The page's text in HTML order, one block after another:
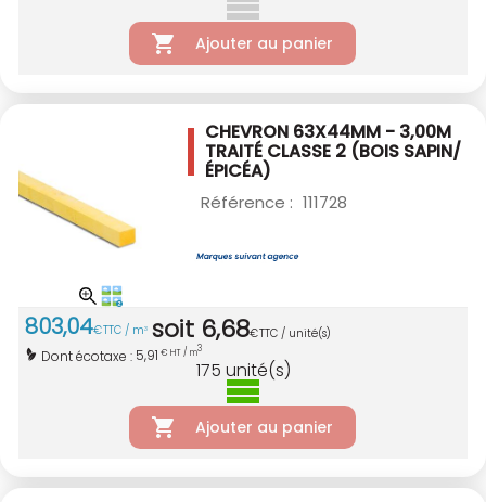
Ajouter au panier
CHEVRON 63X44MM - 3,00M
TRAITÉ CLASSE 2 (BOIS SAPIN/
ÉPICÉA)
Référence : 111728
803,04€TTC / m3 soit 6,68€TTC / unité(s)
Dont écotaxe : 5,91 € HT / m3
175 unité(s)
Ajouter au panier